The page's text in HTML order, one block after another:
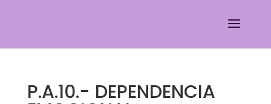
P.A.10.- DEPENDENCIA